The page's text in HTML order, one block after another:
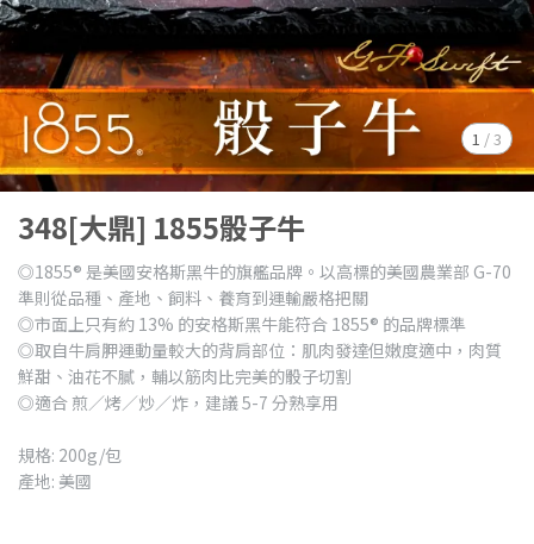
1 /3
348[大鼎] 1855骰子牛
◎1855® 是美國安格斯黑牛的旗艦品牌。以高標的美國農業部 G-70
準則從品種、產地、飼料、養育到運輸嚴格把關
◎市面上只有約 13% 的安格斯黑牛能符合 1855® 的品牌標準
◎取自牛肩胛運動量較大的背肩部位：肌肉發達但嫩度適中，肉質
鮮甜、油花不膩，輔以筋肉比完美的骰子切割
◎適合 煎／烤／炒／炸，建議 5-7 分熟享用
規格: 200g/包
產地: 美國